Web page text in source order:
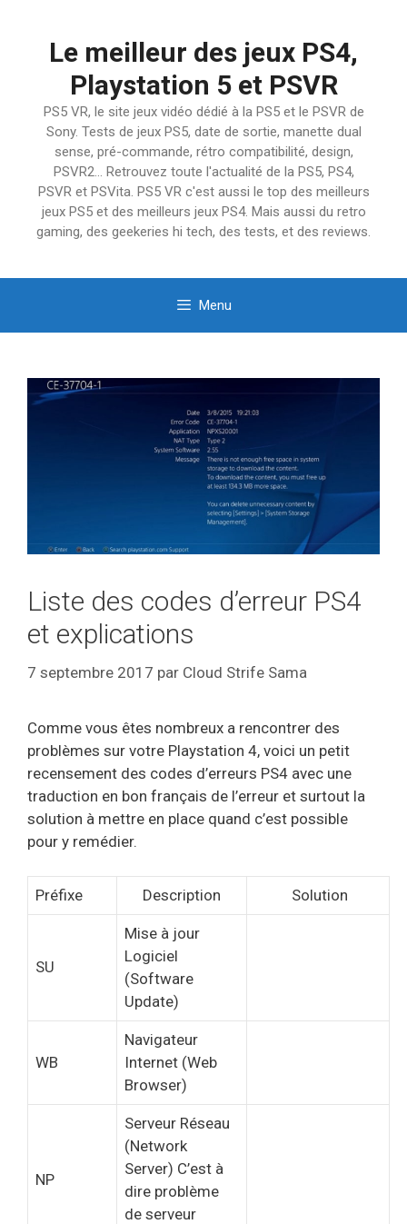
Le meilleur des jeux PS4,
Playstation 5 et PSVR
PS5 VR, le site jeux vidéo dédié à la PS5 et le PSVR de
Sony. Tests de jeux PS5, date de sortie, manette dual
sense, pré-commande, rétro compatibilité, design,
PSVR2… Retrouvez toute l'actualité de la PS5, PS4,
PSVR et PSVita. PS5 VR c'est aussi le top des meilleurs
jeux PS5 et des meilleurs jeux PS4. Mais aussi du retro
gaming, des geekeries hi tech, des tests, et des reviews.
Menu
Liste des codes d’erreur PS4
et explications
7 septembre 2017 par Cloud Strife Sama
Comme vous êtes nombreux a rencontrer des
problèmes sur votre Playstation 4, voici un petit
recensement des codes d’erreurs PS4 avec une
traduction en bon français de l’erreur et surtout la
solution à mettre en place quand c’est possible
pour y remédier.
Préfixe Description Solution
SU
Mise à jour
Logiciel
(Software
Update)
WB
Navigateur
Internet (Web
Browser)
NP
Serveur Réseau
(Network
Server) C’est à
dire problème
de serveur